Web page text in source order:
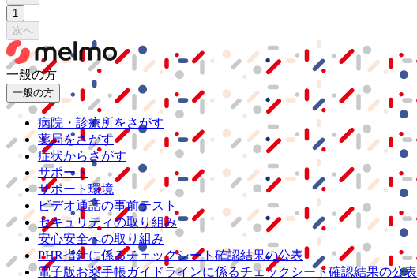
1
次へ
一般の方
一般の方
病院・診療所をさがす
薬局をさがす
症状からさがす
サポート
サポート環境
ビデオ通話の事前テスト
セキュリティの取り組み
安心安全への取り組み
PHR指針に係るチェックシート確認結果の公表
電子版お薬手帳ガイドラインに係るチェックシート確認結果の公表